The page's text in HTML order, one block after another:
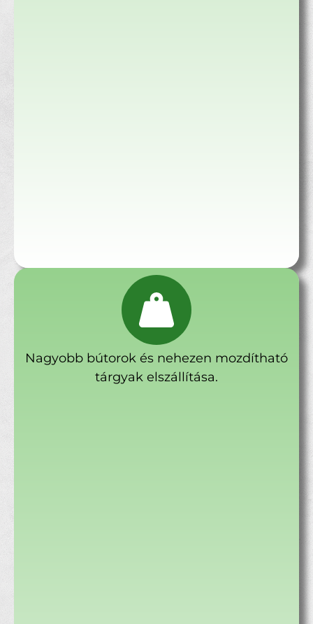
Nagyobb bútorok és nehezen mozdítható
tárgyak elszállítása.